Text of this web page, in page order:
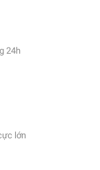
24h
lớn